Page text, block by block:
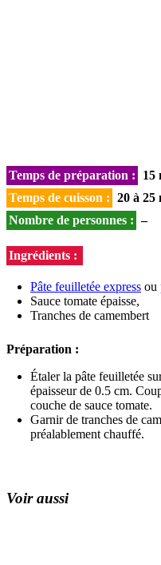
Temps de préparation :
15
Temps de cuisson : 20 à 25
Nombre de personnes : –
Ingrédients :
Pâte feuilletée express ou
Sauce tomate épaisse,
Tranches de camembert
Préparation :
Étaler la pâte feuilletée
épaisseur de 0.5 cm.
couche de sauce tomate.
Garnir de tranches de
préalablement chauffé.
Voir aussi